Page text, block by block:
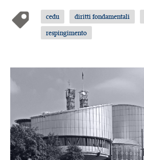
cedu diritti fondamentali
respingimento